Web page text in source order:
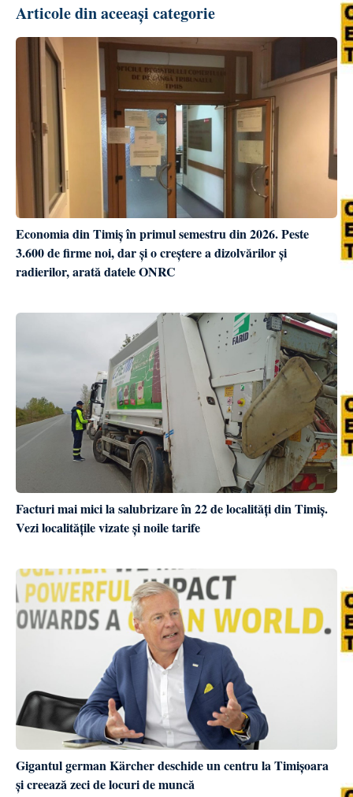
Articole din aceeași categorie
Economia din Timiș în primul semestru din 2026. Peste
3.600 de firme noi, dar și o creștere a dizolvărilor și
radierilor, arată datele ONRC
Facturi mai mici la salubrizare în 22 de localități din Timiș.
Vezi localitățile vizate și noile tarife
Gigantul german Kärcher deschide un centru la Timișoara
și creează zeci de locuri de muncă